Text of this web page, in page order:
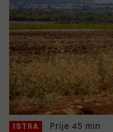
ISTRA Prije 45 min